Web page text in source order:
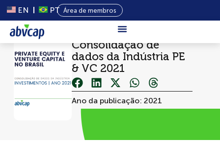
EN PT Área de membros
Sobre Nós
Privado
Programas
Eventos
Consolidação de
dados da Indústria PE
& VC 2021
Ano da publicação: 2021